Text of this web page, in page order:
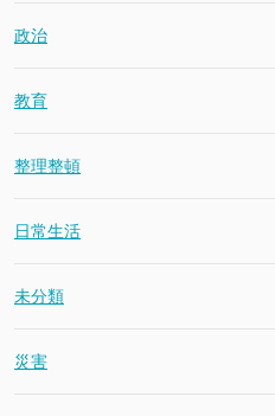
政治
教育
整理整頓
日常生活
未分類
災害